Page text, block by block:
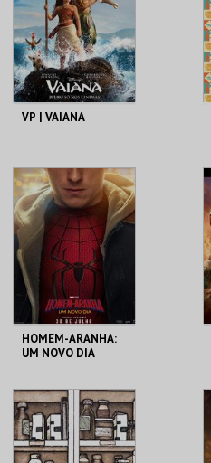
MAIS INFO
COMPRAR
VP | VAIANA
CINEMAS CINEMAX
PENAFIEL
MAIS INFO
COMPRAR
HOMEM-ARANHA:
UM NOVO DIA
CINEMAS CINEMAX
PENAFIEL
MAIS INFO